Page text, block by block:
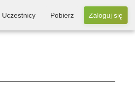
Uczestnicy Pobierz Zaloguj się